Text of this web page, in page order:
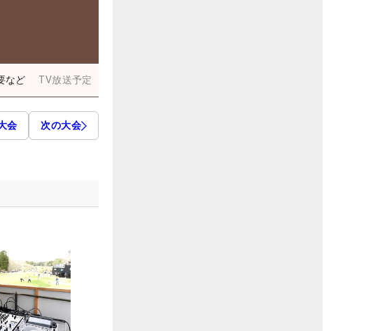
など TV放送予定
会 次の大会